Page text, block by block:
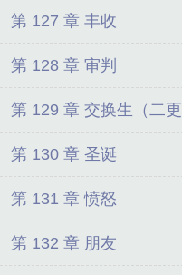
第 127 章 丰收
第 128 章 审判
第 129 章 交换生（二更
第 130 章 圣诞
第 131 章 愤怒
第 132 章 朋友